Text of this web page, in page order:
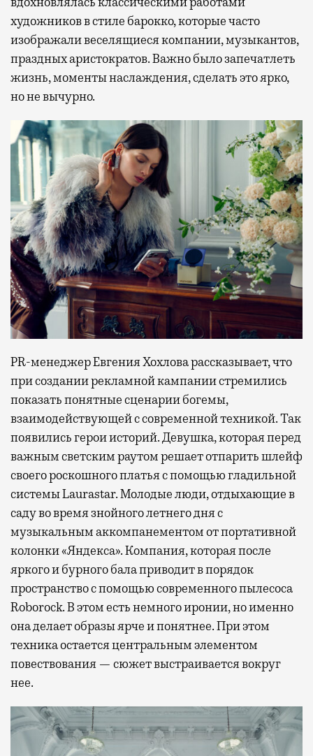
художников в стиле барокко, которые часто
изображали веселящиеся компании, музыкантов,
праздных аристократов. Важно было запечатлеть
жизнь, моменты наслаждения, сделать это ярко,
но не вычурно.
PR-менеджер Евгения Хохлова рассказывает, что
при создании рекламной кампании стремились
показать понятные сценарии богемы,
взаимодействующей с современной техникой. Так
появились герои историй. Девушка, которая перед
важным светским раутом решает отпарить шлейф
своего роскошного платья с помощью гладильной
системы Laurastar. Молодые люди, отдыхающие в
саду во время знойного летнего дня с
музыкальным аккомпанементом от портативной
колонки «Яндекса». Компания, которая после
яркого и бурного бала приводит в порядок
пространство с помощью современного пылесоса
Roborock. В этом есть немного иронии, но именно
она делает образы ярче и понятнее. При этом
техника остается центральным элементом
повествования — сюжет выстраивается вокруг
нее.